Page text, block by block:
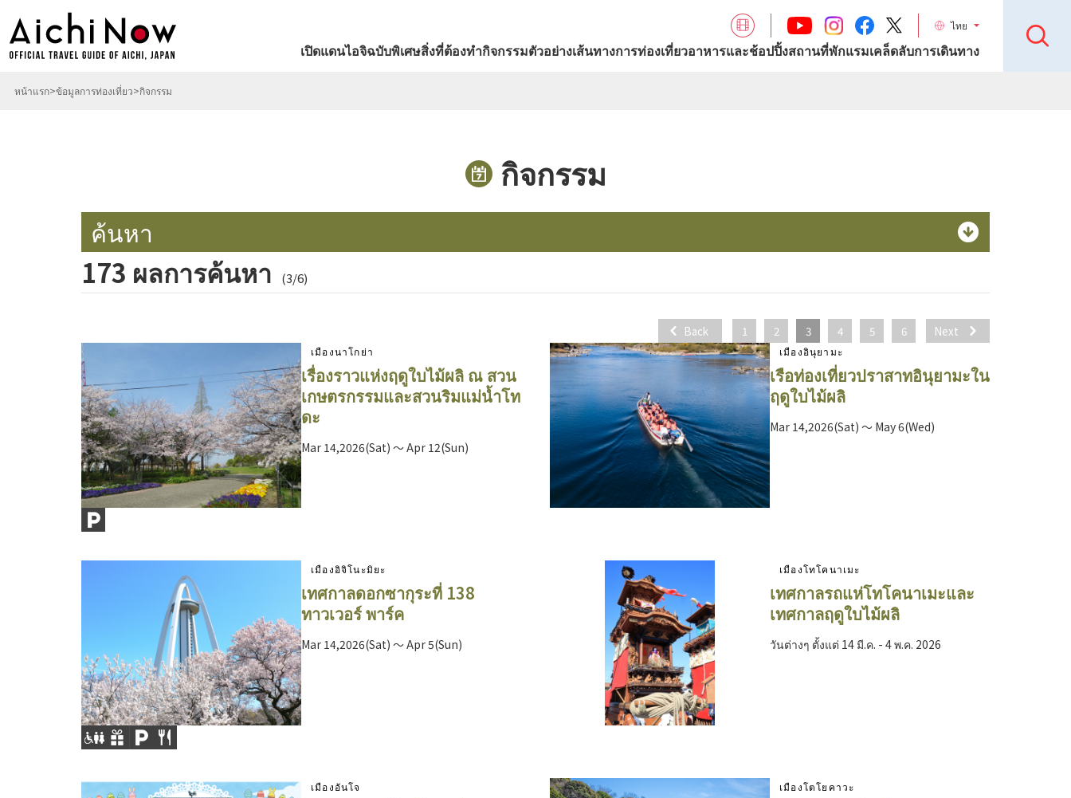
ไทย
เปิดแดนไอจิฉบับพิเศษสิ่งที่ต้องทำกิจกรรมตัวอย่างเส้นทางการท่องเที่ยวอาหารและช้อปปิ้งสถานที่พักแรมเคล็ดลับการเดินทาง
หน้าแรก ข้อมูลการท่องเที่ยว กิจกรรม
กิจกรรม
ค้นหา
173 ผลการค้นหา (3/6)
Back 1 2 3 4 5 6 Next
เมืองนาโกย่า
เรื่องราวแห่งฤดูใบไม้ผลิ ณ สวน
เกษตรกรรมและสวนริมแม่น้ำโท
ดะ
Mar 14,2026(Sat) ～ Apr 12(Sun)
เมืองอินุยามะ
เรือท่องเที่ยวปราสาทอินุยามะใน
ฤดูใบไม้ผลิ
Mar 14,2026(Sat) ～ May 6(Wed)
เมืองอิจิโนะมิยะ
เทศกาลดอกซากุระที่ 138
ทาวเวอร์ พาร์ค
Mar 14,2026(Sat) ～ Apr 5(Sun)
เมืองโทโคนาเมะ
เทศกาลรถแห่โทโคนาเมะและ
เทศกาลฤดูใบไม้ผลิ
วันต่างๆ ตั้งแต่ 14 มี.ค. - 4 พ.ค. 2026
เมืองอันโจ เมืองโตโยคาวะ